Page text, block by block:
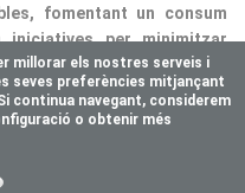
així la nostra
All rights reserved
developed by easy&WEB
millorar els nostres serveis i
seves preferències mitjançant
continua navegant, considerem
o obtenir més